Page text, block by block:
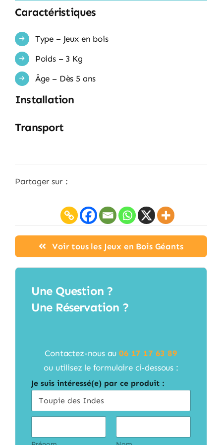
Caractéristiques
Type – Jeux en bois
Poids – 3 Kg
Âge – Dès 5 ans
Installation
Transport
Partager sur :
Voir tous les Jeux en Bois Géants
Une Question ?
Une Réservation ?
Contactez-nous au06 17 17 63 89
ou utilisez le formulaire ci-dessous :
Je suis intéressé(e) par ce produit :
C
v